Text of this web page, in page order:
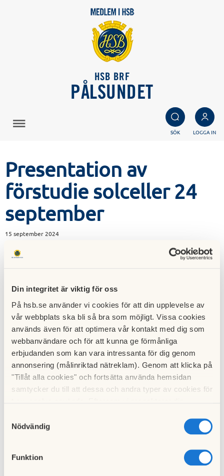
Din integritet är viktig för oss
På hsb.se använder vi cookies för att din upplevelse av
vår webbplats ska bli så bra som möjligt. Vissa cookies
används även för att optimera vår kontakt med dig som
webbanvändare och för att kunna ge förmånliga
erbjudanden som kan vara intressanta för dig genom
annonsering (målinriktad nätreklam). Genom att klicka på
"Tillåt alla cookies" och fortsätta använda hemsidan
samtycker du till att dessa och andra typer av cookies för
cookies och välja att endast tillåta ett urval.
Nödvändig
Funktion
HSB BRF
PÅLSUNDET
SÖK LOGGA IN
Presentation av
förstudie solceller 24
september
15 september 2024
Presentation av förstudie solceller i föreningslokalen
tisdagen den 24 september kl 19
att installera solceller på föreningens tak samt utreda om
solcellerna skulle kunna kompletteras med batteri för att
öka självförsörjningen av el. Styrelsen gav därför Enstar AB
(nuvarande Ferla) i uppdrag att göra en förstudie.
Patrik Lindgren med medarbetare kommer
till föreningslokalentisdagen den 24 september kl 19.00
och presenterar förstudien.